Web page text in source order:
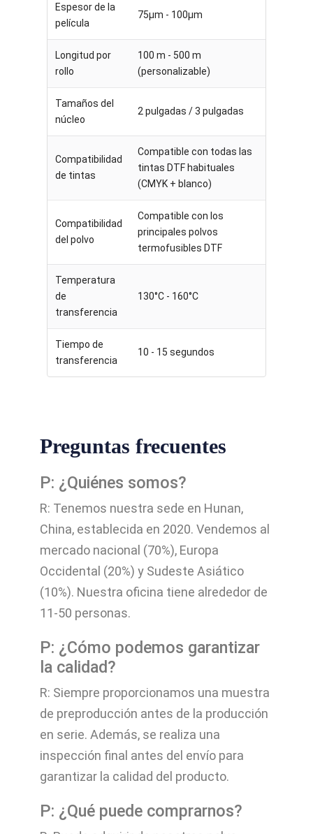
Espesor de la
película
75μm - 100μm
Longitud por
rollo
100 m - 500 m
(personalizable)
Tamaños del
núcleo
2 pulgadas / 3 pulgadas
Compatibilidad
de tintas
Compatible con todas las
tintas DTF habituales
(CMYK + blanco)
Compatibilidad
del polvo
Compatible con los
principales polvos
termofusibles DTF
Temperatura
de
transferencia
130°C - 160°C
Tiempo de
transferencia
10 - 15 segundos
Preguntas frecuentes
P: ¿Quiénes somos?
R: Tenemos nuestra sede en Hunan,
China, establecida en 2020. Vendemos al
mercado nacional (70%), Europa
Occidental (20%) y Sudeste Asiático
(10%). Nuestra oficina tiene alrededor de
11-50 personas.
P: ¿Cómo podemos garantizar
la calidad?
R: Siempre proporcionamos una muestra
de preproducción antes de la producción
en serie. Además, se realiza una
inspección final antes del envío para
garantizar la calidad del producto.
P: ¿Qué puede comprarnos?